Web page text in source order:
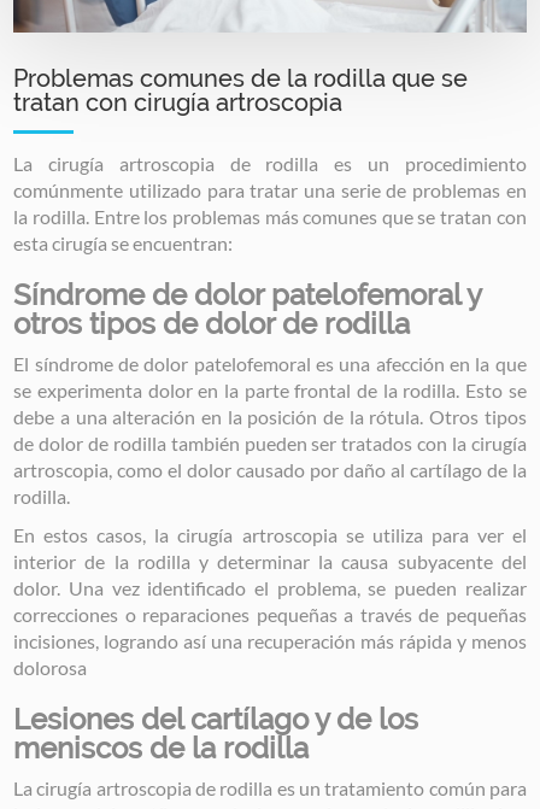
Problemas comunes de la rodilla que se
tratan con cirugía artroscopia
La cirugía artroscopia de rodilla es un procedimiento
comúnmente utilizado para tratar una serie de problemas en
la rodilla. Entre los problemas más comunes que se tratan con
esta cirugía se encuentran:
Síndrome de dolor patelofemoral y
otros tipos de dolor de rodilla
El síndrome de dolor patelofemoral es una afección en la que
se experimenta dolor en la parte frontal de la rodilla. Esto se
debe a una alteración en la posición de la rótula. Otros tipos
de dolor de rodilla también pueden ser tratados con la cirugía
artroscopia, como el dolor causado por daño al cartílago de la
rodilla.
En estos casos, la cirugía artroscopia se utiliza para ver el
interior de la rodilla y determinar la causa subyacente del
dolor. Una vez identificado el problema, se pueden realizar
correcciones o reparaciones pequeñas a través de pequeñas
incisiones, logrando así una recuperación más rápida y menos
dolorosa
Lesiones del cartílago y de los
meniscos de la rodilla
La cirugía artroscopia de rodilla es un tratamiento común para